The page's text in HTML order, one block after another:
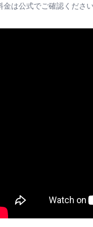
金は公式でご確認くださ